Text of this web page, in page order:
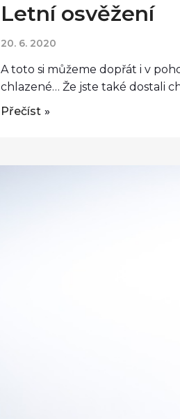
Letní osvěžení
20. 6. 2020
A toto si můžeme dopřát i v
chlazené… Že jste také dostali
Přečíst